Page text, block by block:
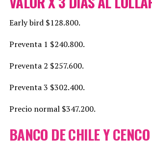
Early bird $128.800.
Preventa 1 $240.800.
Preventa 2 $257.600.
Preventa 3 $302.400.
Precio normal $347.200.
BANCO DE CHILE Y